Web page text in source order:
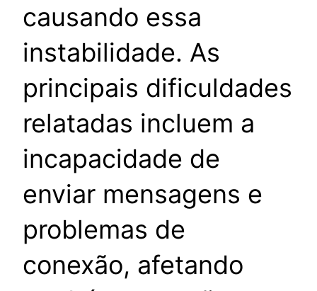
causando essa
instabilidade. As
principais dificuldades
relatadas incluem a
incapacidade de
enviar mensagens e
problemas de
conexão, afetando